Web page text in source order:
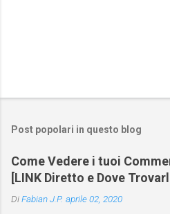
Post popolari in questo blog
Come Vedere i tuoi
[LINK Diretto e Dove
DiFabian J.P. aprile 02, 2020